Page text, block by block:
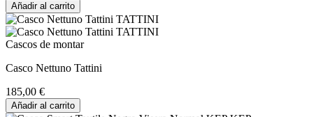
Añadir al carrito
Cascos de montar
Casco Nettuno Tattini
185,00 €
Añadir al carrito